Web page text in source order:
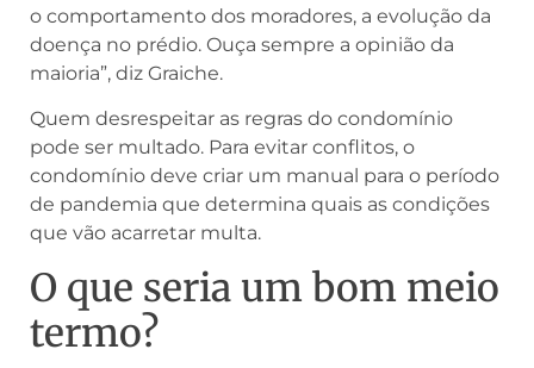
o comportamento dos moradores, a evolução da
doença no prédio. Ouça sempre a opinião da
maioria”, diz Graiche.
Quem desrespeitar as regras do condomínio
pode ser multado. Para evitar conflitos, o
condomínio deve criar um manual para o período
de pandemia que determina quais as condições
que vão acarretar multa.
O que seria um bom meio
termo?